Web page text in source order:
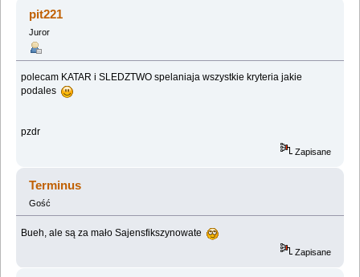
poczatkujacych (Przeczytany 56133 razy)
pit221
Juror
polecam KATAR i SLEDZTWO spelaniaja wszystkie kryteria jakie
podales
pzdr
Zapisane
Terminus
Gość
Bueh, ale są za mało Sajensfikszynowate
Zapisane